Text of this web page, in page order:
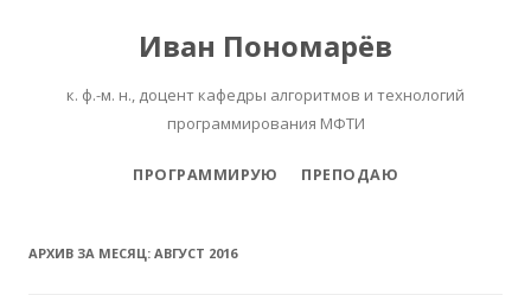
Иван Пономарёв
к. ф.-м. н., доцент кафедры алгоритмов и технологий
программирования МФТИ
Перейти к содержимому
ПРОГРАММИРУЮ ПРЕПОДАЮ
АРХИВ ЗА МЕСЯЦ: АВГУСТ 2016